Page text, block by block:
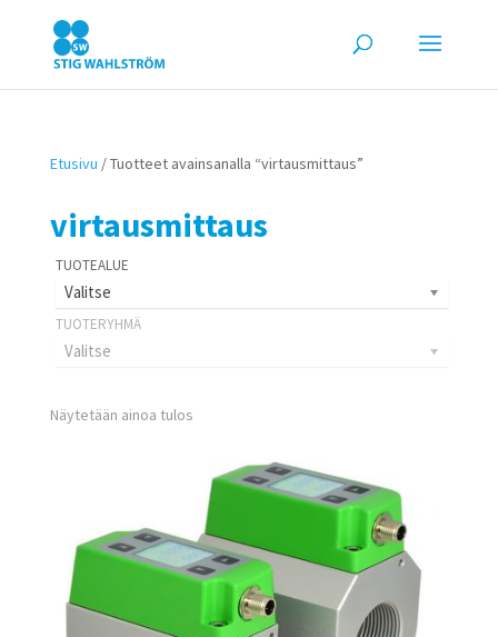
Etusivu / Tuotteet avainsanalla “virtausmittaus”
virtausmittaus
Valitse
Valitse
Näytetään ainoa tulos